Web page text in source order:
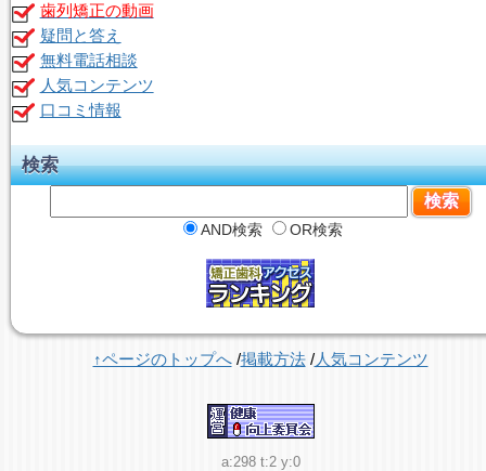
歯列矯正の動画
疑問と答え
無料電話相談
人気コンテンツ
口コミ情報
検索
AND検索 OR検索
↑ページのトップへ/掲載方法/人気コンテンツ
a:298 t:2 y:0